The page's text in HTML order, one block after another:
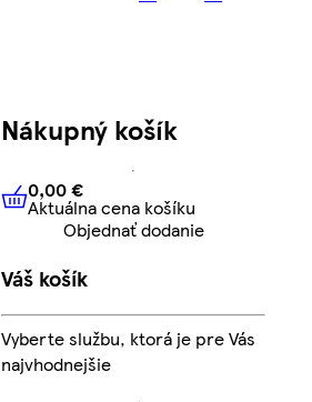
Nákupný košík
0,00 € Aktuálna cena košíku
0,00 €
Aktuálna cena košíku
Objednať dodanie
Váš košík
Vyberte službu, ktorá je pre Vás
najvhodnejšie